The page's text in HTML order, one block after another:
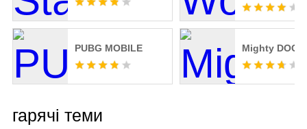
PUBG MOBILE Mighty DOOM
гарячі теми